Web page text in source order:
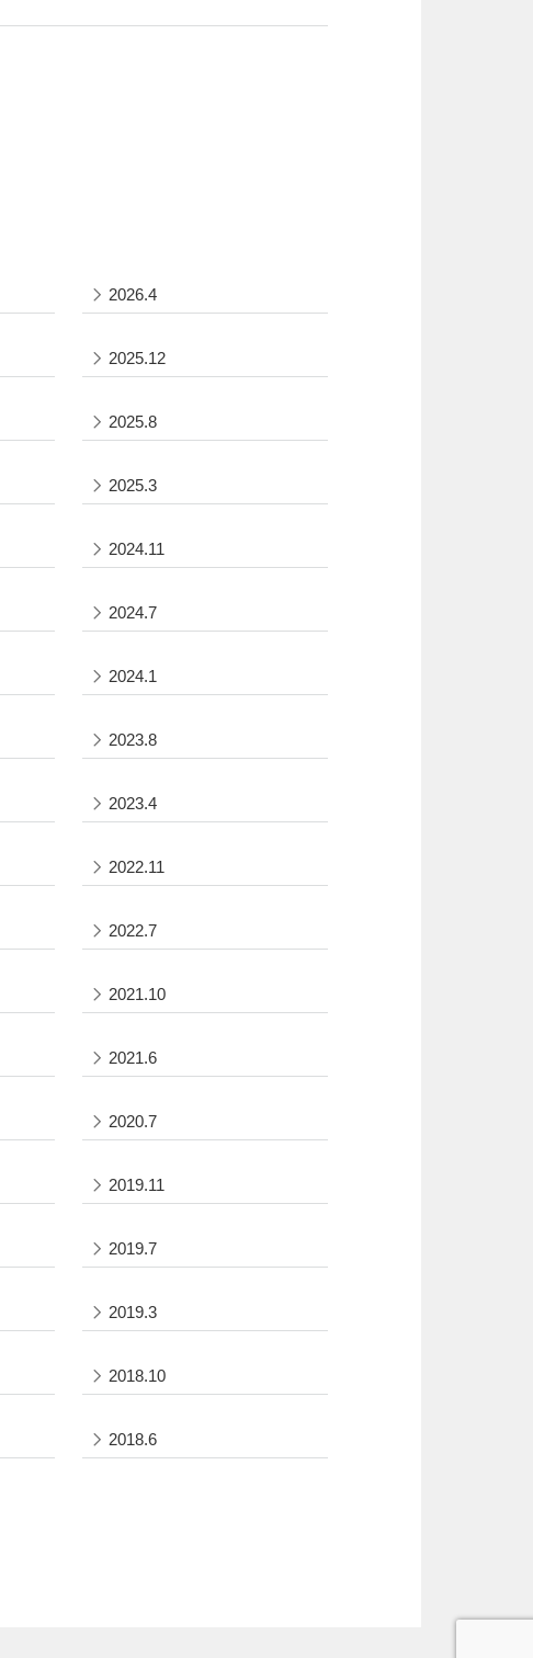
2026.4
2025.12
2025.8
2025.3
2024.11
2024.7
2024.1
2023.8
2023.4
2022.11
2022.7
2021.10
2021.6
2020.7
2019.11
2019.7
2019.3
2018.10
2018.6